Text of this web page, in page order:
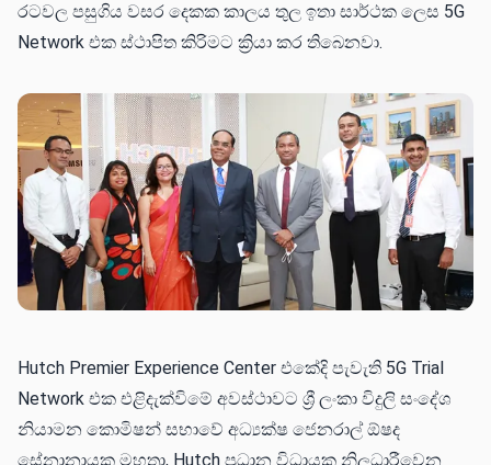
රටවල පසුගිය වසර දෙකක කාලය තුල ඉතා සාර්ථක ලෙස 5G
Network එක ස්ථාපිත කිරිමට ක්‍රියා කර තිබෙනවා.
Hutch Premier Experience Center එකේදි පැවැති 5G Trial
Network එක එළිදැක්විමේ අවස්ථාවට ශ්‍රී ලංකා විදුලි සංදේශ
නියාමන කොමිෂන් සභාවේ අධ්‍යක්ෂ ජෙනරාල් ඕෂද
සේනානායක මහතා, Hutch ප්‍රධාන විධායක නිලධාරීවෙන